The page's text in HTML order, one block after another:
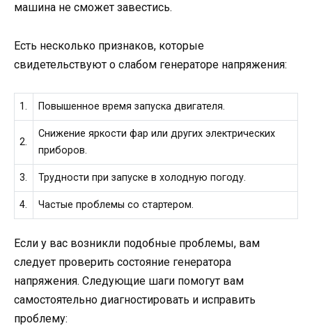
машина не сможет завестись.
Есть несколько признаков, которые
свидетельствуют о слабом генераторе напряжения:
1. Повышенное время запуска двигателя.
2.
Снижение яркости фар или других электрических
приборов.
3. Трудности при запуске в холодную погоду.
4. Частые проблемы со стартером.
Если у вас возникли подобные проблемы, вам
следует проверить состояние генератора
напряжения. Следующие шаги помогут вам
самостоятельно диагностировать и исправить
проблему: